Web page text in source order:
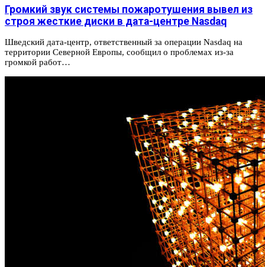
Громкий звук системы пожаротушения вывел из
строя жесткие диски в дата-центре Nasdaq
Шведский дата-центр, ответственный за операции Nasdaq на
территории Северной Европы, сообщил о проблемах из-за
громкой работ…